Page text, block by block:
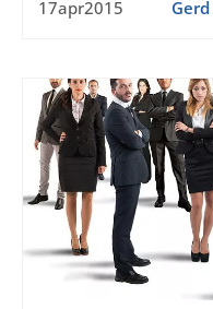
17apr2015 Gerd